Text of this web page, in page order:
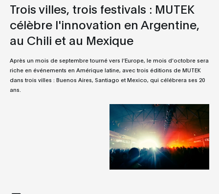
Trois villes, trois festivals : MUTEK
célèbre l'innovation en Argentine,
au Chili et au Mexique
Après un mois de septembre tourné vers l’Europe, le mois d’octobre sera
riche en événements en Amérique latine, avec trois éditions de MUTEK
dans trois villes : Buenos Aires, Santiago et Mexico, qui célébrera ses 20
ans.